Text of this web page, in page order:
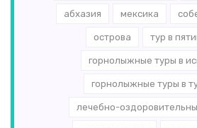
абхазия мексика
острова тур в
горнолыжные туры в
горнолыжные туры в
лечебно-